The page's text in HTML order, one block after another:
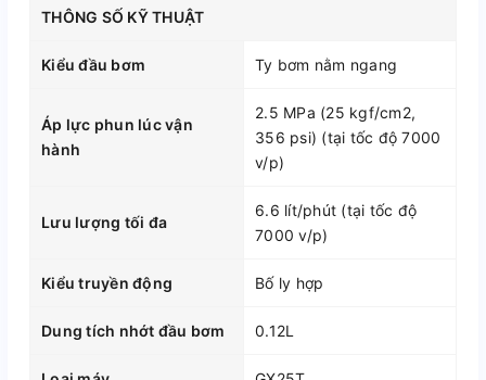
THÔNG SỐ KỸ THUẬT
Kiểu đầu bơm Ty bơm nằm ngang
Áp lực phun lúc vận
hành
2.5 MPa (25 kgf/cm2,
356 psi) (tại tốc độ 7000
v/p)
Lưu lượng tối đa
6.6 lít/phút (tại tốc độ
7000 v/p)
Kiểu truyền động Bố ly hợp
Dung tích nhớt đầu bơm 0.12L